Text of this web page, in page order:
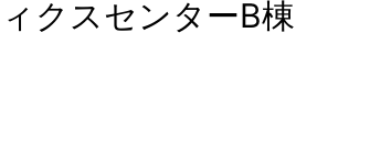
クスセンターB棟